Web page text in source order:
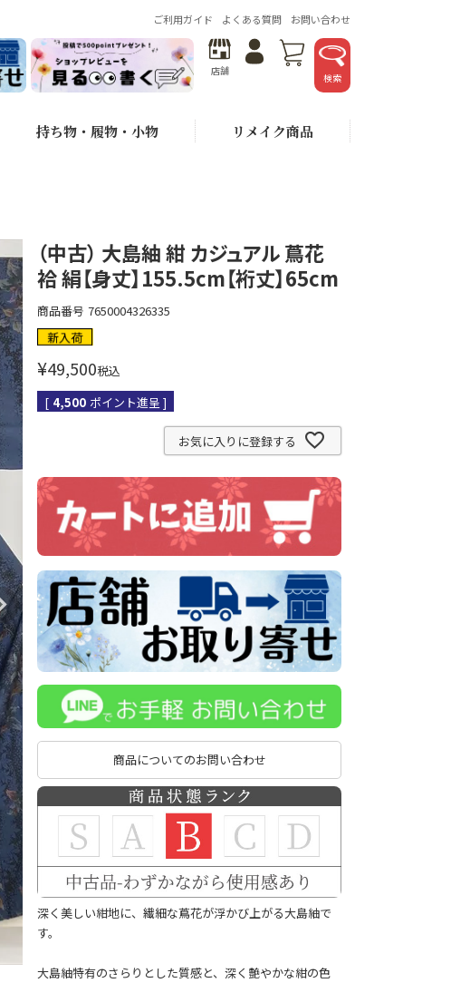
ご利用ガイド よくある質問 お問い合わせ
店舗
検索
持ち物・履物・小物 リメイク商品
（中古） 大島紬 紺 カジュアル 蔦花
袷 絹【身丈】155.5cm【裄丈】65cm
商品番号 7650004326335
新入荷
¥49,500税込
[ 4,500 ポイント進呈 ]
お気に入りに登録する
商品についてのお問い合わせ
深く美しい紺地に、繊細な蔦花が浮かび上がる大島紬で
す。
大島紬特有のさらりとした質感と、深く艶やかな紺の色